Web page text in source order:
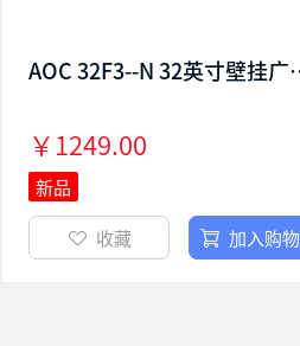
AOC 32F3--N 32英寸壁挂广告机
￥1249.00
新品
收藏 加入购